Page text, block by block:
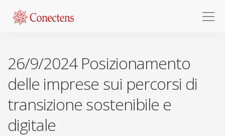
26/9/2024 Posizionamento
delle imprese sui percorsi di
transizione sostenibile e
digitale